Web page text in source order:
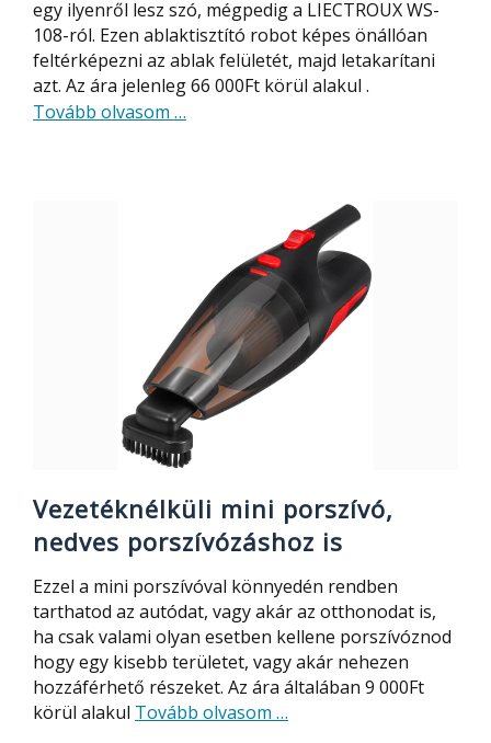
egy ilyenről lesz szó, mégpedig a LIECTROUX WS-
108-ról. Ezen ablaktisztító robot képes önállóan
feltérképezni az ablak felületét, majd letakarítani
azt. Az ára jelenleg 66 000Ft körül alakul .
Tovább olvasom about
ablaktisztító
robot
…
Vezetéknélküli mini porszívó,
nedves porszívózáshoz is
Ezzel a mini porszívóval könnyedén rendben
tarthatod az autódat, vagy akár az otthonodat is,
ha csak valami olyan esetben kellene porszívóznod
hogy egy kisebb területet, vagy akár nehezen
hozzáférhető részeket. Az ára általában 9 000Ft
körül alakul Tovább olvasom about
…